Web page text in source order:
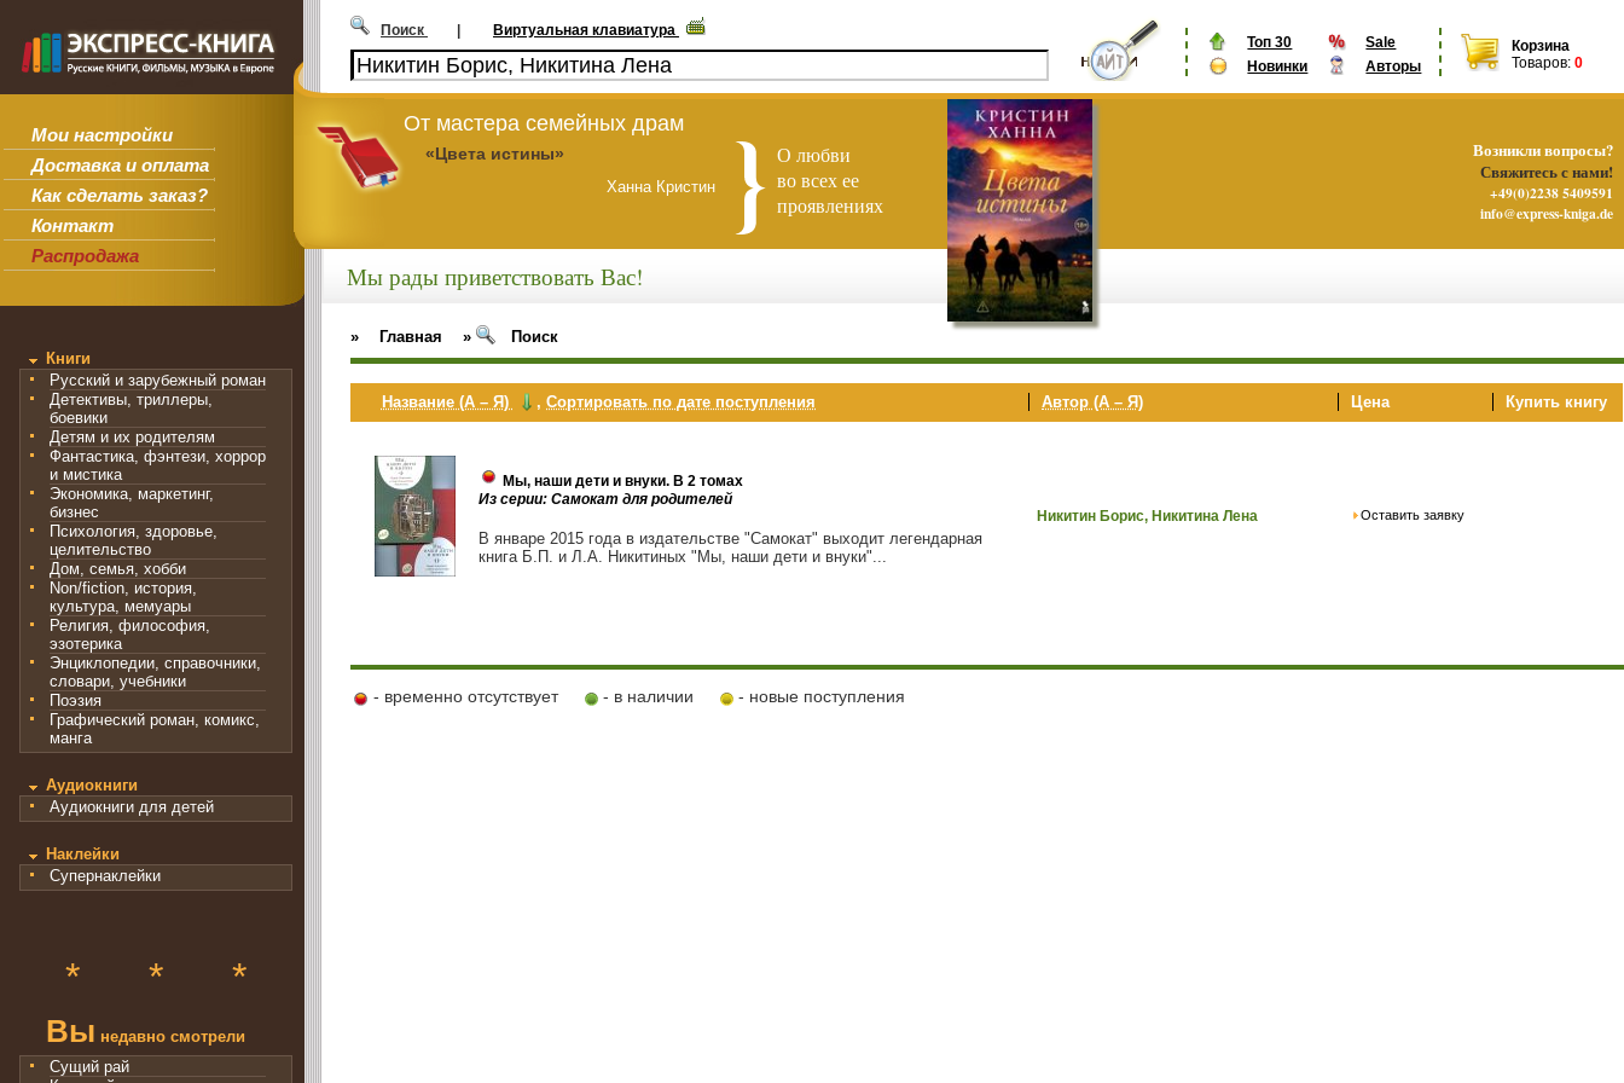
Мои настройки
Доставка и оплата
Как сделать заказ?
Контакт
Распродажа
Топ 30
Sale
Новинки
Авторы
Корзина
Товаров: 0
Поиск | Виртуальная клавиатура
От мастера семейных драм
«Цвета истины»
Ханна Кристин
О любви
во всех ее
проявлениях
Книги
Русский и зарубежный роман
Детективы, триллеры,
боевики
Детям и их родителям
Фантастика, фэнтези, хоррор
и мистика
Экономика, маркетинг,
бизнес
Психология, здоровье,
целительство
Дом, семья, хобби
Non/fiction, история,
культура, мемуары
Религия, философия,
эзотерика
Энциклопедии, справочники,
словари, учебники
Поэзия
Графический роман, комикс,
манга
Аудиокниги
Аудиокниги для детей
Наклейки
Супернаклейки
* * *
Вы недавно смотрели
Сущий рай
Мы рады приветствовать Вас!
» Главная » Поиск
Название (А – Я) ,Сортировать по дате поступления Автор (А – Я) Цена Купить книгу
Мы, наши дети и внуки. В 2 томах
Из серии: Самокат для родителей
В январе 2015 года в издательстве "Самокат" выходит легендарная
книга Б.П. и Л.А. Никитиных "Мы, наши дети и внуки"...
Никитин Борис, Никитина Лена Оставить заявку
- временно отсутствует - в наличии - новые поступления
Возникли вопросы?
Свяжитесь с нами!
+49(0)2238 5409591
info@express-kniga.de